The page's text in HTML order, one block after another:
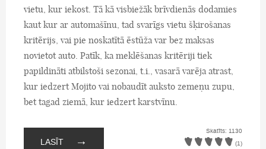
vietu, kur iekost. Tā kā visbiežāk brīvdienās dodamies
kaut kur ar automašīnu, tad svarīgs vietu šķirošanas
kritērijs, vai pie noskatītā ēstūža var bez maksas
novietot auto. Patīk, ka meklēšanas kritēriji tiek
papildināti atbilstoši sezonai, t.i., vasarā varēja atrast,
kur iedzert Mojito vai nobaudīt auksto zemeņu zupu,
bet tagad ziemā, kur iedzert karstvīnu.
LASĪT →
Skatīts: 1130
(1)